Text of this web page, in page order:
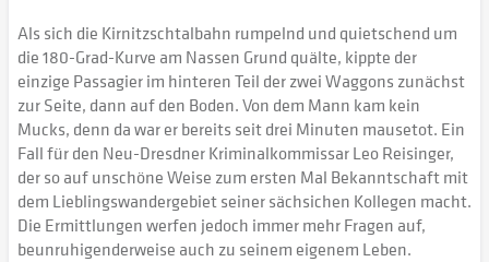
Als sich die Kirnitzschtalbahn rumpelnd und quietschend um
die 180-Grad-Kurve am Nassen Grund quälte, kippte der
einzige Passagier im hinteren Teil der zwei Waggons zunächst
zur Seite, dann auf den Boden. Von dem Mann kam kein
Mucks, denn da war er bereits seit drei Minuten mausetot. Ein
Fall für den Neu-Dresdner Kriminalkommissar Leo Reisinger,
der so auf unschöne Weise zum ersten Mal Bekanntschaft mit
dem Lieblingswandergebiet seiner sächsichen Kollegen macht.
Die Ermittlungen werfen jedoch immer mehr Fragen auf,
beunruhigenderweise auch zu seinem eigenem Leben.